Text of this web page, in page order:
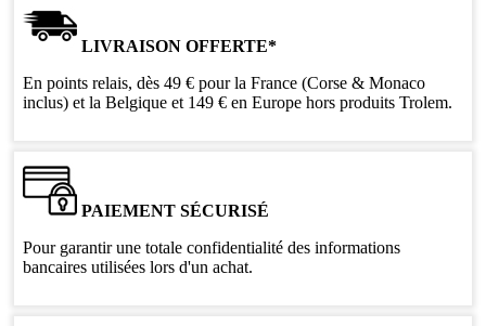
LIVRAISON OFFERTE*
En points relais, dès 49 € pour la France (Corse & Monaco
inclus) et la Belgique et 149 € en Europe hors produits Trolem.
PAIEMENT SÉCURISÉ
Pour garantir une totale confidentialité des informations
bancaires utilisées lors d'un achat.